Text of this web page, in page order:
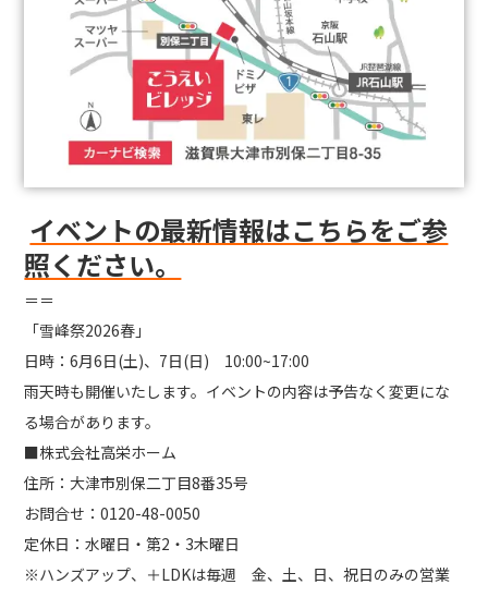
イベントの最新情報はこちらをご参
照ください。
＝＝
「雪峰祭2026春」
日時：6月6日(土)、7日(日) 10:00~17:00
雨天時も開催いたします。イベントの内容は予告なく変更にな
る場合があります。
■株式会社高栄ホーム
住所：大津市別保二丁目8番35号
お問合せ：0120-48-0050
定休日：水曜日・第2・3木曜日
※ハンズアップ、＋LDKは毎週 金、土、日、祝日のみの営業